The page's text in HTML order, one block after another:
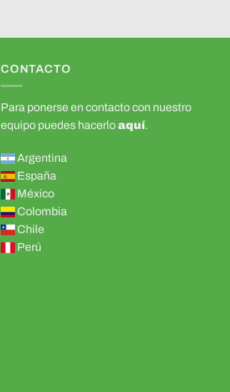
CONTACTO
Para ponerse en contacto con nuestro
equipo puedes hacerloaquí.
Argentina
España
México
Colombia
Chile
Perú